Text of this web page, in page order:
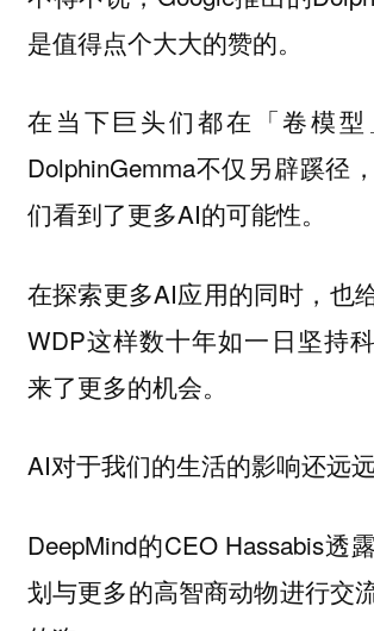
是值得点个大大的赞的。
在当下巨头们都在「卷模型
DolphinGemma不仅另辟蹊径
们看到了更多AI的可能性。
在探索更多AI应用的同时，也
WDP这样数十年如一日坚持
来了更多的机会。
AI对于我们的生活的影响还远远
DeepMind的CEO Hassabis透
划与更多的高智商动物进行交